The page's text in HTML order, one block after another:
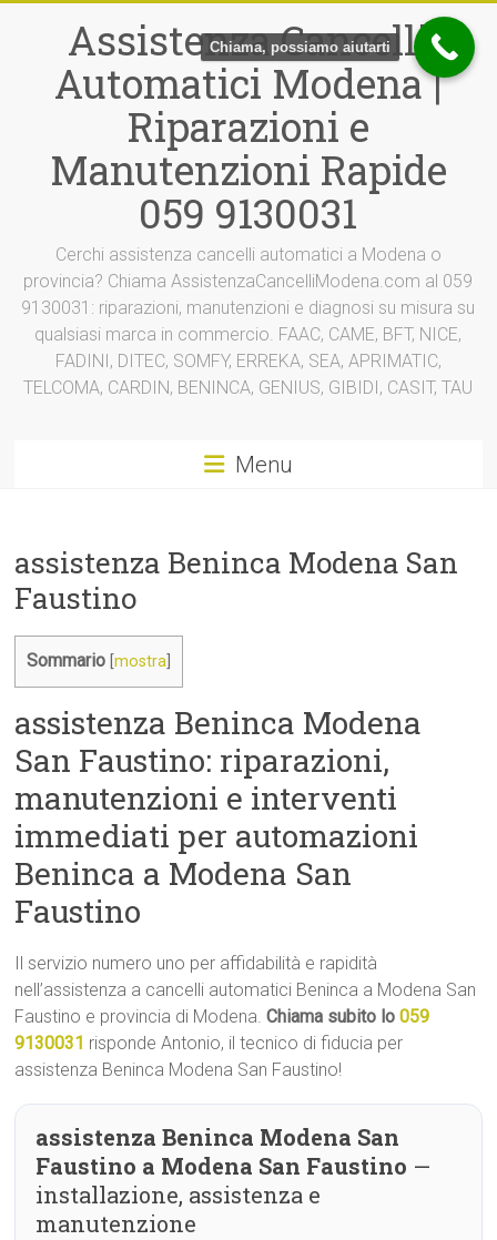
contenutoAssistenza Cancelli
Automatici Modena |
Riparazioni e
Manutenzioni Rapide
059 9130031
Cerchi assistenza cancelli automatici a Modena o
provincia? Chiama AssistenzaCancelliModena.com al 059
9130031: riparazioni, manutenzioni e diagnosi su misura su
qualsiasi marca in commercio. FAAC, CAME, BFT, NICE,
FADINI, DITEC, SOMFY, ERREKA, SEA, APRIMATIC,
TELCOMA, CARDIN, BENINCA, GENIUS, GIBIDI, CASIT, TAU
Menu
assistenza Beninca Modena San
Faustino
Sommario [mostra
assistenza Beninca Modena
San Faustino: riparazioni,
manutenzioni e interventi
immediati per automazioni
Beninca a Modena San
Faustino
Il servizio numero uno per affidabilità e rapidità
nell’assistenza a cancelli automatici Beninca a Modena San
Faustino e provincia di Modena.Chiama subito lo059
9130031 risponde Antonio, il tecnico di fiducia per
assistenza Beninca Modena San Faustino!
assistenza Beninca Modena San
Faustino a Modena San Faustino —
installazione, assistenza e
manutenzione
Chiama, possiamo aiutarti